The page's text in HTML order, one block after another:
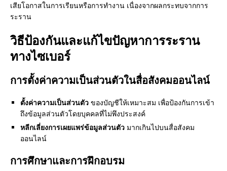
เสียโอกาสในการเรียนหรือการทำงาน เนื่องจากผลกระทบจากการ
ระราน
วิธีป้องกันและแก้ไขปัญหาการระราน
ทางไซเบอร์
การตั้งค่าความเป็นส่วนตัวในสื่อสังคมออนไลน์
ตั้งค่าความเป็นส่วนตัว ของบัญชีให้เหมาะสม เพื่อป้องกันการเข้า
ถึงข้อมูลส่วนตัวโดยบุคคลที่ไม่พึงประสงค์
หลีกเลี่ยงการเผยแพร่ข้อมูลส่วนตัว มากเกินไปบนสื่อสังคม
ออนไลน์
การศึกษาและการฝึกอบรม